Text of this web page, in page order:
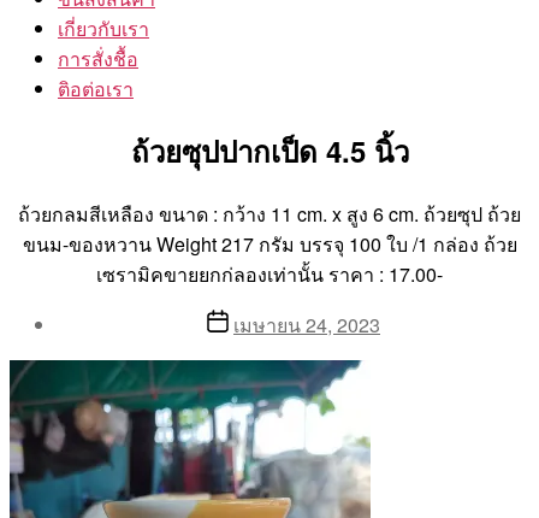
เกี่ยวกับเรา
การสั่งชื้อ
ติอต่อเรา
ถ้วยซุปปากเป็ด 4.5 นิ้ว
ถ้วยกลมสีเหลือง ขนาด : กว้าง 11 cm. x สูง 6 cm. ถ้วยซุป ถ้วย
ขนม-ของหวาน Weight 217 กรัม บรรจุ 100 ใบ /1 กล่อง ถ้วย
เซรามิคขายยกก่ลองเท่านั้น ราคา : 17.00-
By
Aea
Postเมษายน 24, 2023